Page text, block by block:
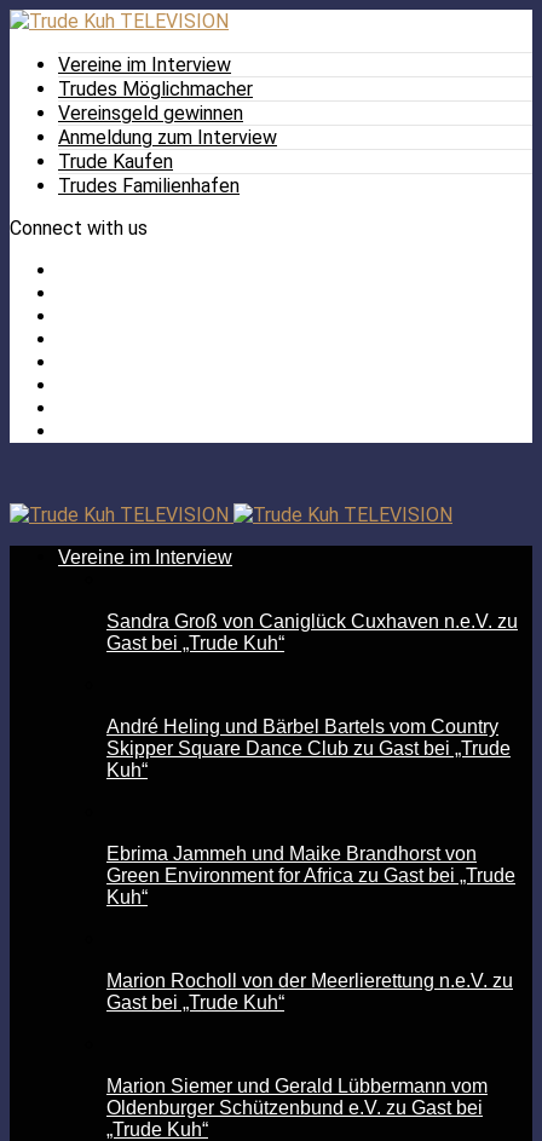
Vereine im Interview
Trudes Möglichmacher
Vereinsgeld gewinnen
Anmeldung zum Interview
Trude Kaufen
Trudes Familienhafen
Connect with us
Vereine im Interview
Sandra Groß von Caniglück Cuxhaven n.e.V. zu
Gast bei „Trude Kuh“
André Heling und Bärbel Bartels vom Country
Skipper Square Dance Club zu Gast bei „Trude
Kuh“
Ebrima Jammeh und Maike Brandhorst von
Green Environment for Africa zu Gast bei „Trude
Kuh“
Marion Rocholl von der Meerlierettung n.e.V. zu
Gast bei „Trude Kuh“
Marion Siemer und Gerald Lübbermann vom
Oldenburger Schützenbund e.V. zu Gast bei
„Trude Kuh“